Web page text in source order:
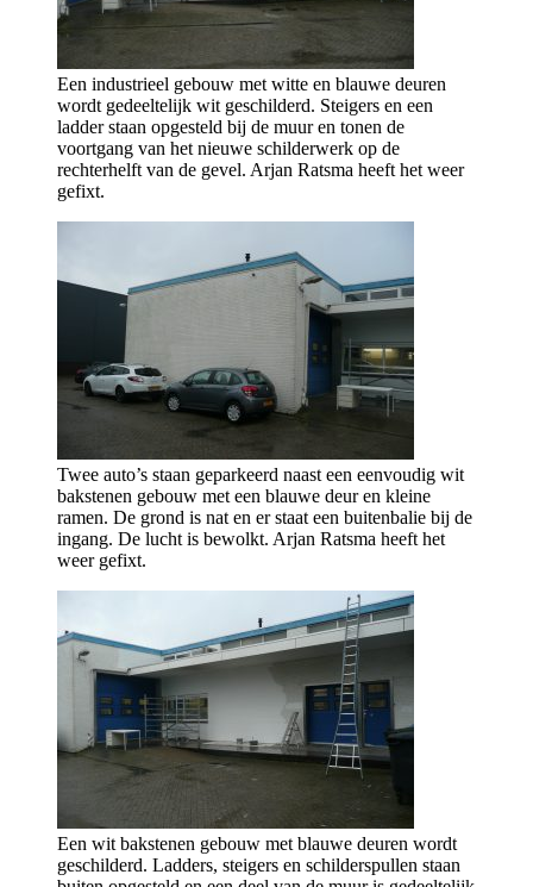
Een industrieel gebouw met witte en blauwe deuren
wordt gedeeltelijk wit geschilderd. Steigers en een
ladder staan opgesteld bij de muur en tonen de
voortgang van het nieuwe schilderwerk op de
rechterhelft van de gevel. Arjan Ratsma heeft het weer
gefixt.
Twee auto’s staan geparkeerd naast een eenvoudig wit
bakstenen gebouw met een blauwe deur en kleine
ramen. De grond is nat en er staat een buitenbalie bij de
ingang. De lucht is bewolkt. Arjan Ratsma heeft het
weer gefixt.
Een wit bakstenen gebouw met blauwe deuren wordt
geschilderd. Ladders, steigers en schilderspullen staan